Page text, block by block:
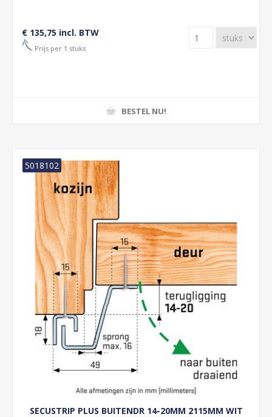
€ 135,75 incl. BTW
Prijs per 1 stuks
BESTEL NU!
SECUSTRIP PLUS BUITENDR 14-20MM 2115MM WIT
5018102